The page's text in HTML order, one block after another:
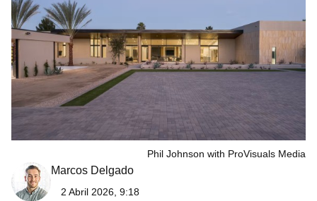
Phil Johnson with ProVisuals Media
Marcos Delgado
2 Abril 2026, 9:18